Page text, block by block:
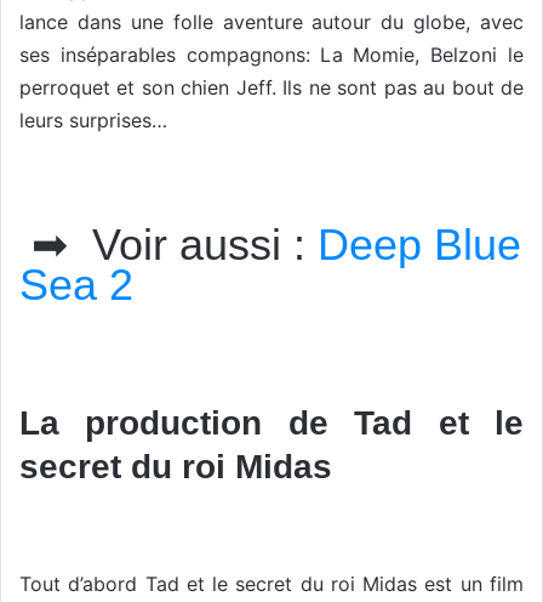
lance dans une folle aventure autour du globe, avec
ses inséparables compagnons: La Momie, Belzoni le
perroquet et son chien Jeff. Ils ne sont pas au bout de
leurs surprises…
➡ Voir aussi : Deep Blue
Sea 2
La production de Tad et le
secret du roi Midas
Tout d’abord Tad et le secret du roi Midas est un film